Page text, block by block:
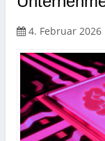
4. Februar 2026